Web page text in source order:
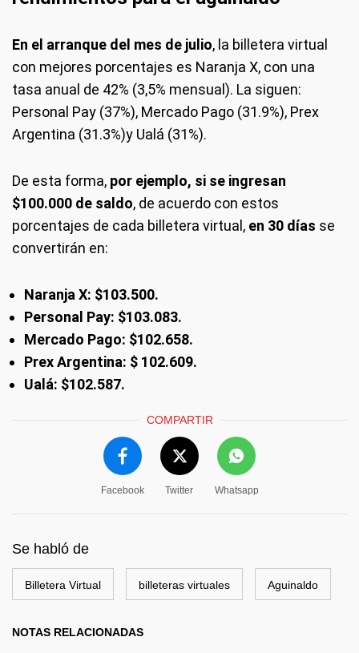
En el arranque del mes de julio, la billetera virtual
con mejores porcentajes es Naranja X, con una
tasa anual de 42% (3,5% mensual). La siguen:
Personal Pay (37%), Mercado Pago (31.9%), Prex
Argentina (31.3%)y Ualá (31%).
De esta forma, por ejemplo, si se ingresan
$100.000 de saldo, de acuerdo con estos
porcentajes de cada billetera virtual, en 30 días se
convertirán en:
Naranja X: $103.500.
Personal Pay: $103.083.
Mercado Pago: $102.658.
Prex Argentina: $ 102.609.
Ualá: $102.587.
COMPARTIR
Facebook Twitter Whatsapp
Se habló de
Billetera Virtual billeteras virtuales Aguinaldo
NOTAS RELACIONADAS